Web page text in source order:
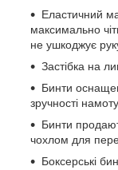
Еластичний
максимально
не ушкоджує
Застібка на
Бинти
зручності
Бинти
чохлом для
Боксерські